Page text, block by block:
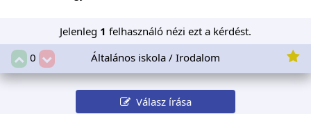
Jelenleg 1 felhasználó nézi ezt a kérdést.
0
Általános iskola / Irodalom
Válasz írása